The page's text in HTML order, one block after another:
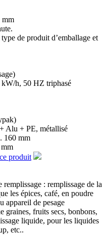
mm
type de produit d’emballage et
)
kW/h, 50 HZ triphasé
+ Alu + PE, métallisé
. 160 mm
mm
produit
: remplissage de la
les épices, café, en poudre
appareil de pesage
graines, fruits secs, bonbons,
liquide, pour les liquides
etc..